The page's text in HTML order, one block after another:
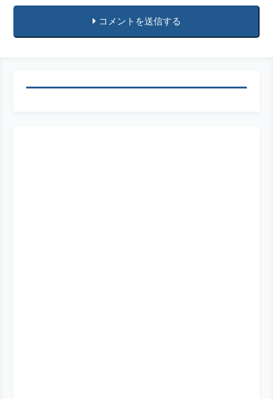
コメントを送信する